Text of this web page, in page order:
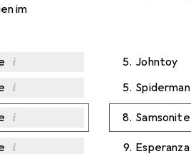
im
i
i
i
i
5. Johntoy
5. Spiderman
8. Samsonite
9. Esperanza